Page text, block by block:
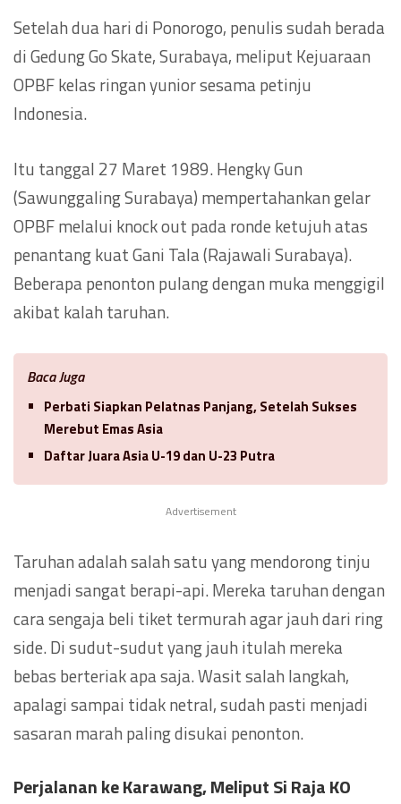
Setelah dua hari di Ponorogo, penulis sudah berada
di Gedung Go Skate, Surabaya, meliput Kejuaraan
OPBF kelas ringan yunior sesama petinju
Indonesia.
Itu tanggal 27 Maret 1989. Hengky Gun
(Sawunggaling Surabaya) mempertahankan gelar
OPBF melalui knock out pada ronde ketujuh atas
penantang kuat Gani Tala (Rajawali Surabaya).
Beberapa penonton pulang dengan muka menggigil
akibat kalah taruhan.
Baca Juga
Perbati Siapkan Pelatnas Panjang, Setelah Sukses
Merebut Emas Asia
Daftar Juara Asia U-19 dan U-23 Putra
Advertisement
Taruhan adalah salah satu yang mendorong tinju
menjadi sangat berapi-api. Mereka taruhan dengan
cara sengaja beli tiket termurah agar jauh dari ring
side. Di sudut-sudut yang jauh itulah mereka
bebas berteriak apa saja. Wasit salah langkah,
apalagi sampai tidak netral, sudah pasti menjadi
sasaran marah paling disukai penonton.
Perjalanan ke Karawang,Meliput Si Raja KO